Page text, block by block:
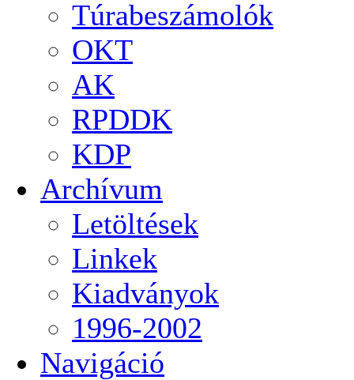
Túrabeszámolók
OKT
AK
RPDDK
KDP
Archívum
Letöltések
Linkek
Kiadványok
1996-2002
Navigáció